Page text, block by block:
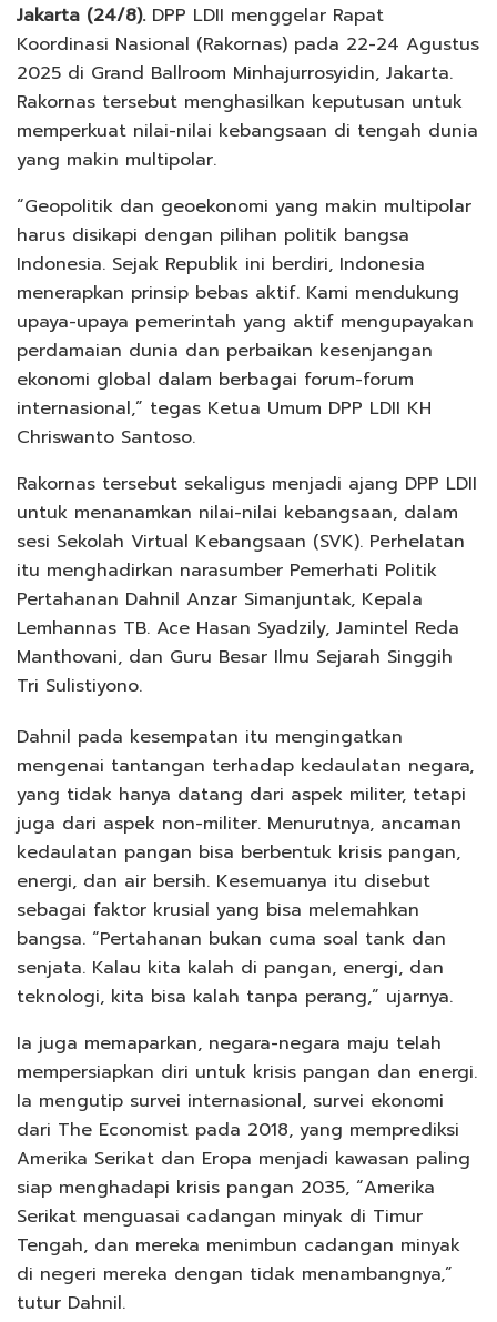
Jakarta (24/8).DPP LDII menggelar Rapat
Koordinasi Nasional (Rakornas) pada 22-24 Agustus
2025 di Grand Ballroom Minhajurrosyidin, Jakarta.
Rakornas tersebut menghasilkan keputusan untuk
memperkuat nilai-nilai kebangsaan di tengah dunia
yang makin multipolar.
“Geopolitik dan geoekonomi yang makin multipolar
harus disikapi dengan pilihan politik bangsa
Indonesia. Sejak Republik ini berdiri, Indonesia
menerapkan prinsip bebas aktif. Kami mendukung
upaya-upaya pemerintah yang aktif mengupayakan
perdamaian dunia dan perbaikan kesenjangan
ekonomi global dalam berbagai forum-forum
internasional,” tegas Ketua Umum DPP LDII KH
Chriswanto Santoso.
Rakornas tersebut sekaligus menjadi ajang DPP LDII
untuk menanamkan nilai-nilai kebangsaan, dalam
sesi Sekolah Virtual Kebangsaan (SVK). Perhelatan
itu menghadirkan narasumber Pemerhati Politik
Pertahanan Dahnil Anzar Simanjuntak, Kepala
Lemhannas TB. Ace Hasan Syadzily, Jamintel Reda
Manthovani, dan Guru Besar Ilmu Sejarah Singgih
Tri Sulistiyono.
Dahnil pada kesempatan itu mengingatkan
mengenai tantangan terhadap kedaulatan negara,
yang tidak hanya datang dari aspek militer, tetapi
juga dari aspek non-militer. Menurutnya, ancaman
kedaulatan pangan bisa berbentuk krisis pangan,
energi, dan air bersih. Kesemuanya itu disebut
sebagai faktor krusial yang bisa melemahkan
bangsa. “Pertahanan bukan cuma soal tank dan
senjata. Kalau kita kalah di pangan, energi, dan
teknologi, kita bisa kalah tanpa perang,” ujarnya.
Ia juga memaparkan, negara-negara maju telah
mempersiapkan diri untuk krisis pangan dan energi.
Ia mengutip survei internasional, survei ekonomi
dari The Economist pada 2018, yang memprediksi
Amerika Serikat dan Eropa menjadi kawasan paling
siap menghadapi krisis pangan 2035, “Amerika
Serikat menguasai cadangan minyak di Timur
Tengah, dan mereka menimbun cadangan minyak
di negeri mereka dengan tidak menambangnya,”
tutur Dahnil.